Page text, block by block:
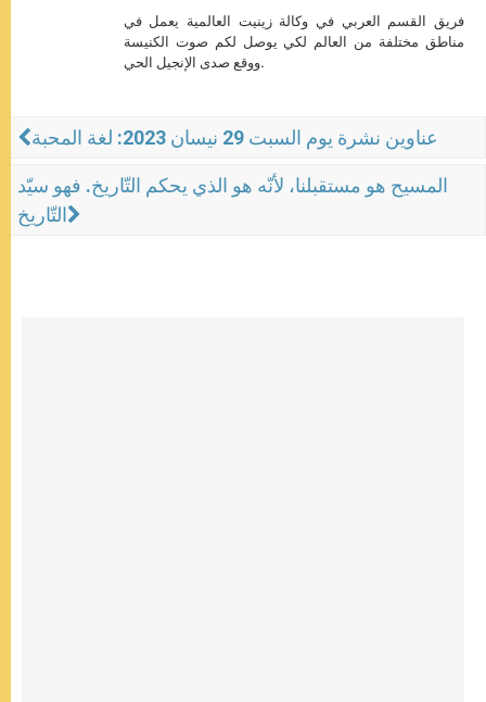
فريق القسم العربي في وكالة زينيت العالمية يعمل في
مناطق مختلفة من العالم لكي يوصل لكم صوت الكنيسة
ووقع صدى الإنجيل الحي.
عناوين نشرة يوم السبت 29 نيسان 2023: لغة المحبة
المسيح هو مستقبلنا، لأنّه هو الذي يحكم التّاريخ. فهو سيّد
التّاريخ